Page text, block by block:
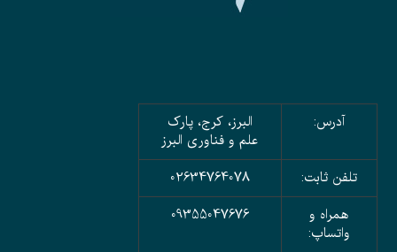
آدرس:
البرز، کرج، پارک
علم و فناوری البرز
تلفن ثابت:
02634764078
همراه و
واتساپ:
09355047676